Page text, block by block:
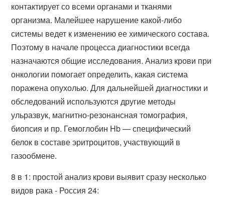
контактирует со всеми органами и тканями
организма. Малейшее нарушение какой-либо
системы ведет к изменению ее химического состава.
Поэтому в начале процесса диагностики всегда
назначаются общие исследования. Анализ крови при
онкологии помогает определить, какая система
поражена опухолью. Для дальнейшей диагностики и
обследований используются другие методы
ульразвук, магнитно-резонансная томография,
биопсия и пр. Гемоглобин Hb — специфический
белок в составе эритроцитов, участвующий в
газообмене.
8 в 1: простой анализ крови выявит сразу несколько
видов рака - Россия 24: